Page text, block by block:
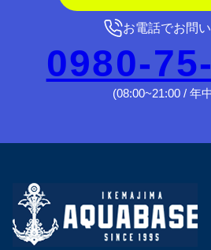
お電話でお問
0980-
(08:00~21:00 / 年